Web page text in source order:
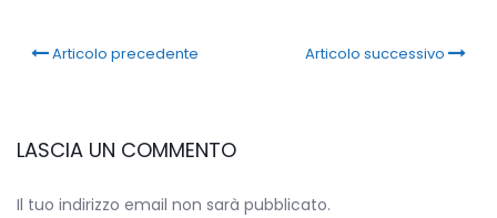
Articolo precedente Articolo successivo
LASCIA UN COMMENTO
Il tuo indirizzo email non sarà pubblicato.